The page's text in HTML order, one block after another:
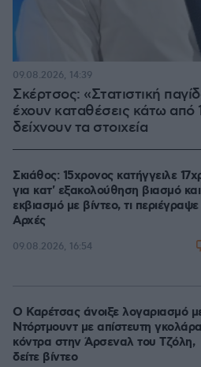
Σκέρτσος: «Στατιστική
έχουν καταθέσεις κάτω από
δείχνουν τα στοιχεία
09.08.2026, 14:39
Σκιάθος: 15χρονος κατήγγειλε
για κατ' εξακολούθηση βιασμό και
εκβιασμό με βίντεο, τι περιέγραψε
Αρχές
09.08.2026, 16:54
Ο Καρέτσας άνοιξε λογαριασμό
Ντόρτμουντ με απίστευτη γκολάρα
κόντρα στην Άρσεναλ του Τζόλη,
δείτε βίντεο